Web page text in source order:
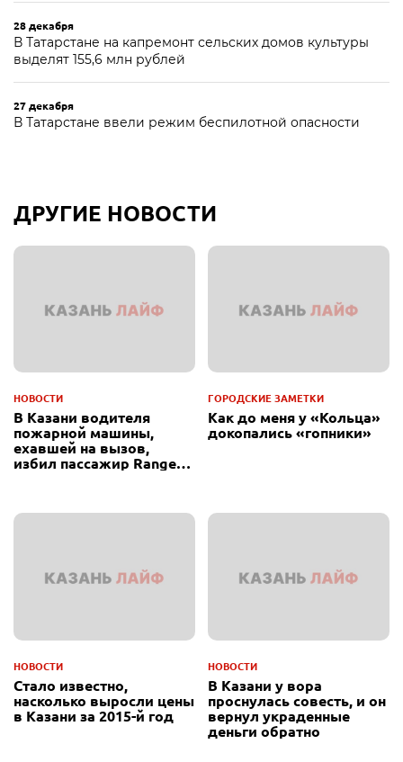
28 декабря
В Татарстане на капремонт сельских домов культуры
выделят 155,6 млн рублей
27 декабря
В Татарстане ввели режим беспилотной опасности
ДРУГИЕ НОВОСТИ
НОВОСТИ
В Казани водителя
пожарной машины,
ехавшей на вызов,
избил пассажир Range
ГОРОДСКИЕ ЗАМЕТКИ
Как до меня у «Кольца»
докопались «гопники»
НОВОСТИ
Стало известно,
насколько выросли цены
в Казани за 2015-й год
НОВОСТИ
В Казани у вора
проснулась совесть, и он
вернул украденные
деньги обратно